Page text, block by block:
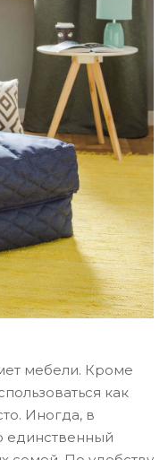
мебели. Кроме
как
Иногда, в
единственный